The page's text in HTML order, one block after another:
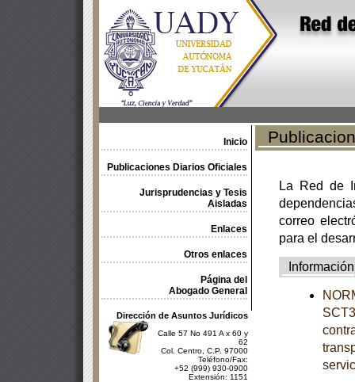
Inicio
Publicaciones Diarios Oficiales
Jurisprudencias y Tesis
Aisladas
Enlaces
Otros enlaces
Página del
Abogado General
Dirección de Asuntos Jurídicos
Calle 57 No 491 A x 60 y
62
Col. Centro, C.P. 97000
Teléfono/Fax:
+52 (999) 930-0900
Extensión: 1151
La Red de
correo
para el
Información